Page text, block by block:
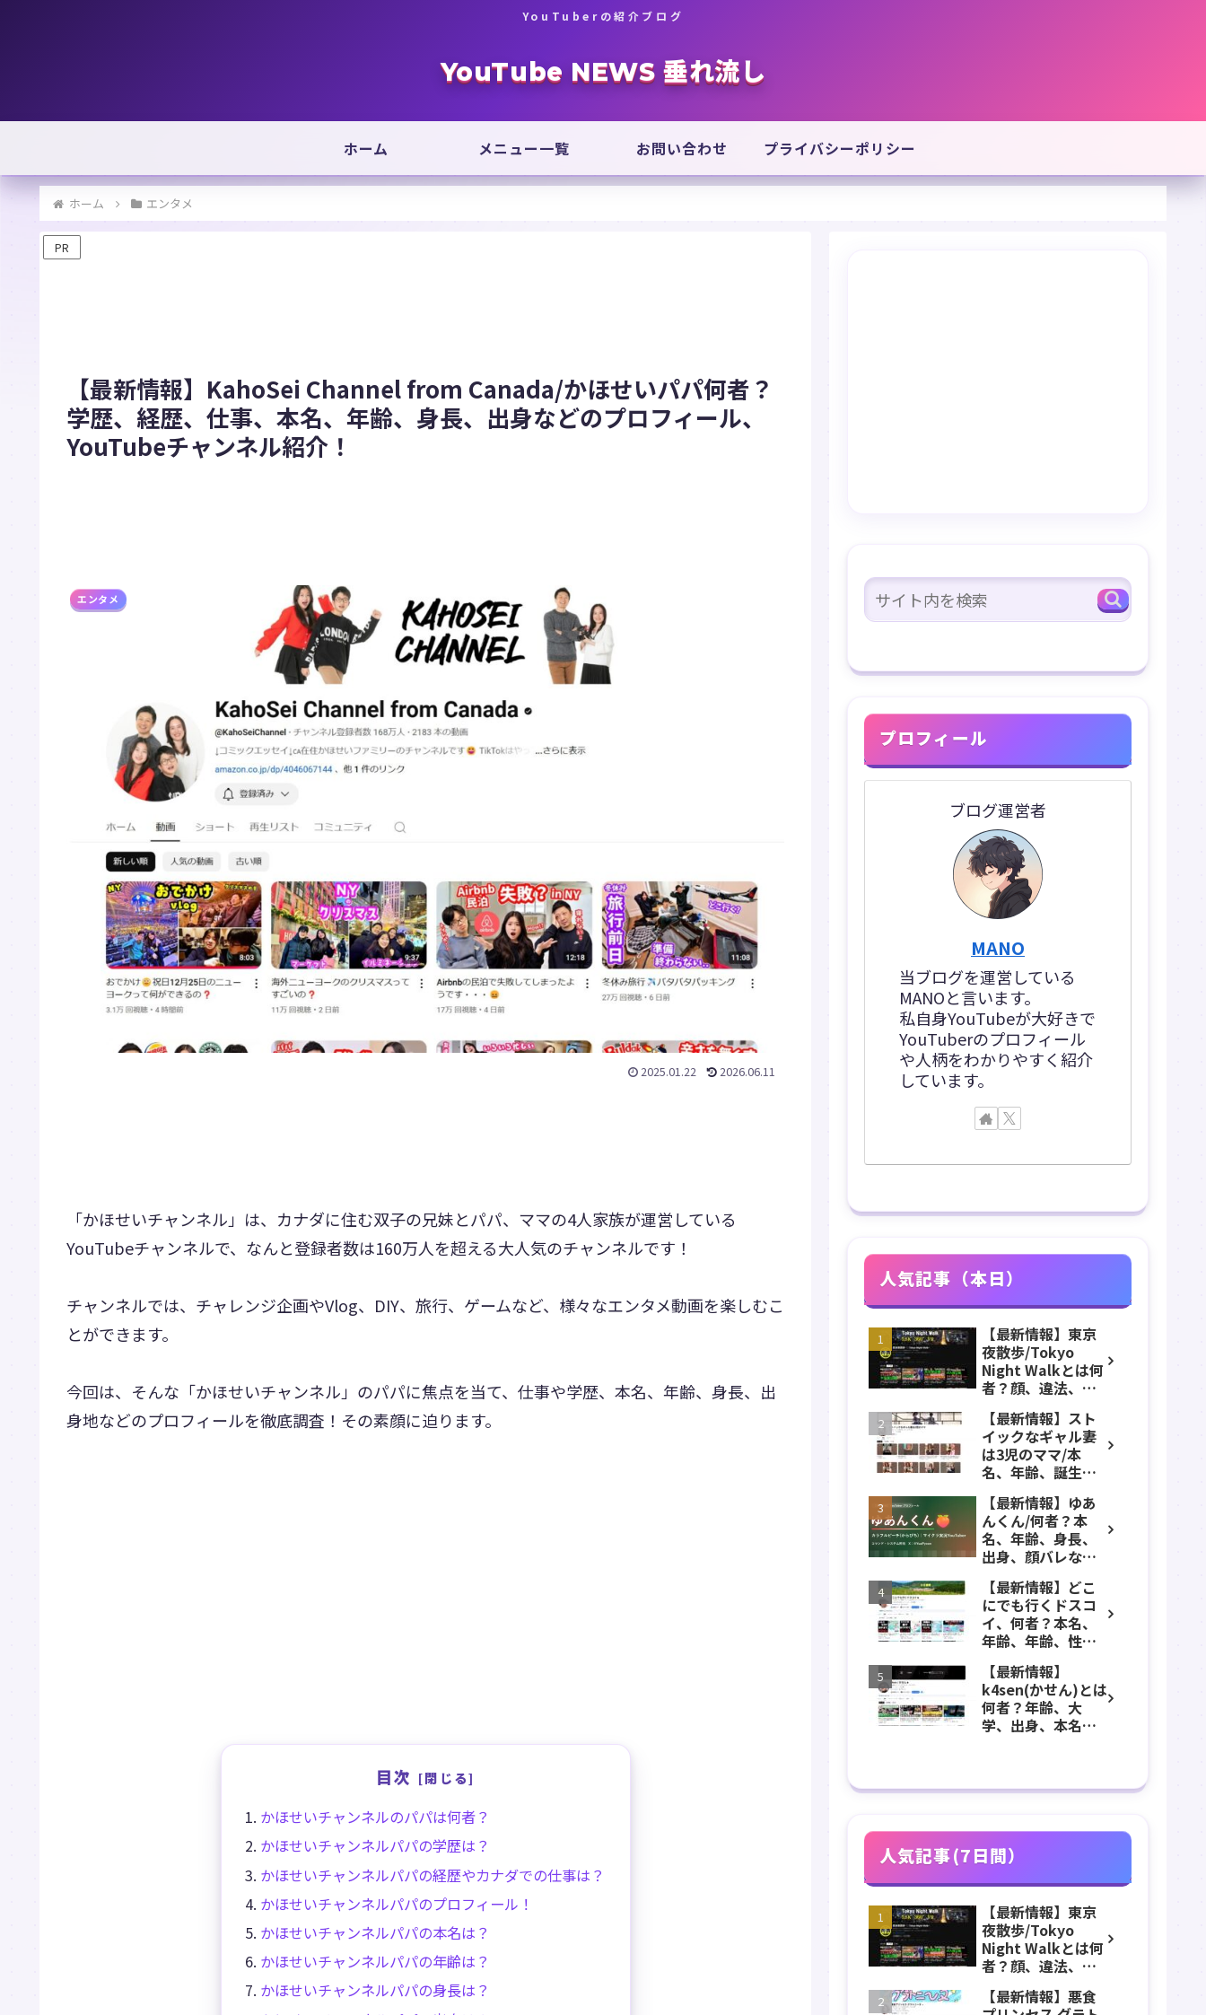
YouTuberの紹介ブログ
YouTube NEWS 垂れ流し
ホーム メニュー一覧 お問い合わせ プライバシーポリシー
ホーム エンタメ
PR
【最新情報】KahoSei Channel from Canada/かほせいパパ何者？
学歴、経歴、仕事、本名、年齢、身長、出身などのプロフィール、
YouTubeチャンネル紹介！
エンタメ
2025.01.22 2026.06.11
「かほせいチャンネル」は、カナダに住む双子の兄妹とパパ、ママの4人家族が運営している
YouTubeチャンネルで、なんと登録者数は160万人を超える大人気のチャンネルです！
チャンネルでは、チャレンジ企画やVlog、DIY、旅行、ゲームなど、様々なエンタメ動画を楽しむこ
とができます。
今回は、そんな「かほせいチャンネル」のパパに焦点を当て、仕事や学歴、本名、年齢、身長、出
身地などのプロフィールを徹底調査！その素顔に迫ります。
目次
かほせいチャンネルのパパは何者？
かほせいチャンネルパパの学歴は？
かほせいチャンネルパパの経歴やカナダでの仕事は？
かほせいチャンネルパパのプロフィール！
かほせいチャンネルパパの本名は？
かほせいチャンネルパパの年齢は？
かほせいチャンネルパパの身長は？
プロフィール
ブログ運営者
MANO
当ブログを運営している
MANOと言います。
私自身YouTubeが大好きで
YouTuberのプロフィール
や人柄をわかりやすく紹介
しています。
人気記事（本日）
【最新情報】東京
夜散歩/Tokyo
Night Walkとは何
者？顔、違法、逮
久保公園、本名、
年齢、誕生日、職
業、かわいい、彼
女などのプロフィ
ール、YouTubeチ
ャンネル紹介！
【最新情報】スト
イックなギャル妻
は3児のママ/本
名、年齢、誕生
出身、旦那などの
プロフィール、
YouTubeチャンネ
ル紹介！
【最新情報】ゆあ
んくん/何者？本
名、年齢、身長、
出身、顔バレなど
からぴち(カラフル
ピーチ)のYouTube
チャンネル紹介！
【最新情報】どこ
にでも行くドスコ
イ、何者？本名、
年齢、年齢、性
どのプロフィー
ル、YouTubeチャ
ンネル紹介！
【最新情報】
k4sen(かせん)とは
何者？年齢、大
学、出身、本名、
YouTubeチャンネ
人気記事(7日間）
【最新情報】東京
夜散歩/Tokyo
Night Walkとは何
者？顔、違法、逮
久保公園、本名、
【最新情報】悪食